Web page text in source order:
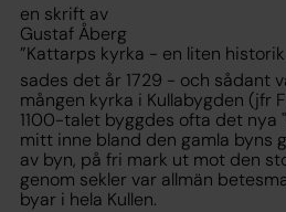
en skrift av
Gustaf Åberg
”Kattarps kyrka - en liten
sades det år 1729 - och sådant
mången kyrka i Kullabygden (jfr
1100-talet byggdes ofta det nya
mitt inne bland den gamla byns
av byn, på fri mark ut mot den
genom sekler var allmän
byar i hela Kullen.